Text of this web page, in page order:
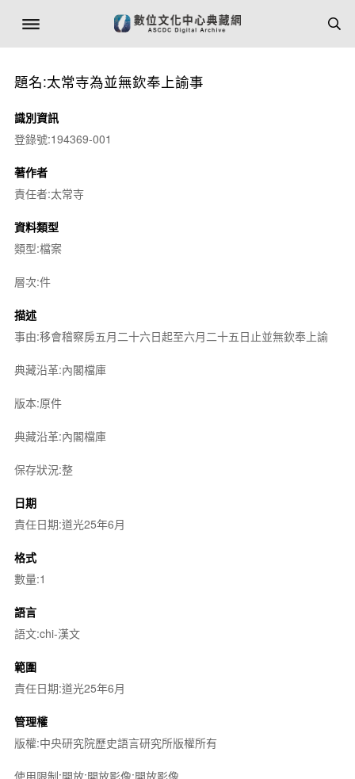
題名:太常寺為並無欽奉上諭事
識別資訊
登錄號:194369-001
著作者
責任者:太常寺
資料類型
類型:檔案
層次:件
描述
事由:移會稽察房五月二十六日起至六月二十五日止並無欽奉上諭
典藏沿革:內閣檔庫
版本:原件
典藏沿革:內閣檔庫
保存狀況:整
日期
責任日期:道光25年6月
格式
數量:1
語言
語文:chi-漢文
範圍
責任日期:道光25年6月
管理權
版權:中央研究院歷史語言研究所版權所有
使用限制:開放:開放影像:開放影像